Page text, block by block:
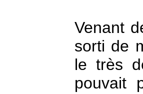
Venant
sorti de
le très
pouvait